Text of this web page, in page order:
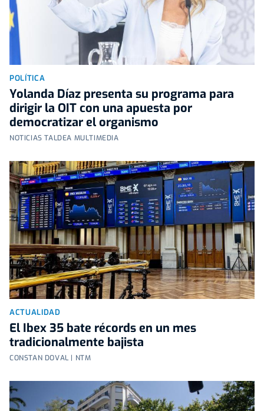
POLÍTICA
Yolanda Díaz presenta su programa para
dirigir la OIT con una apuesta por
democratizar el organismo
NOTICIAS TALDEA MULTIMEDIA
ACTUALIDAD
El Ibex 35 bate récords en un mes
tradicionalmente bajista
CONSTAN DOVAL | NTM